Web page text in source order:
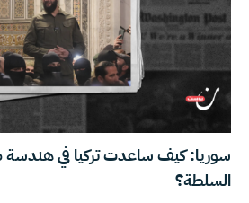
سوريا: كيف ساعدت تركيا في
السلطة؟